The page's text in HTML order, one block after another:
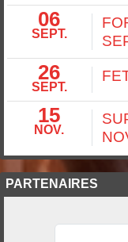
06
SEPT.
26
SEPT.
15
NOV.
PARTENAIRES